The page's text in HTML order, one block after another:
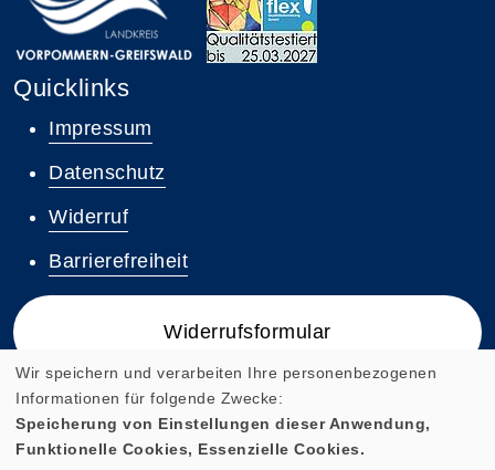
Quicklinks
Impressum
Datenschutz
Widerruf
Barrierefreiheit
Widerrufsformular
Cookie Einstellungen
Wir speichern und verarbeiten Ihre personenbezogenen
Informationen für folgende Zwecke:
Speicherung von Einstellungen dieser Anwendung,
Funktionelle Cookies, Essenzielle Cookies.